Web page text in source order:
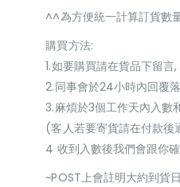
^^為方便統一計算訂貨數
購買方法:
1.如要購買請在貨品下留
2.同事會於24小時內回覆
3.麻煩於3個工作天內入數
(客人若要寄貨請在付款後
4 收到入數後我們會跟你
~POST上會註明大約到貨